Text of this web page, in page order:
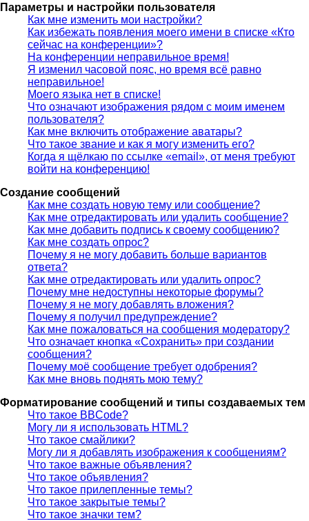
Параметры и настройки пользователя
Как мне изменить мои настройки?
Как избежать появления моего имени в списке «Кто
сейчас на конференции»?
На конференции неправильное время!
Я изменил часовой пояс, но время всё равно
неправильное!
Моего языка нет в списке!
Что означают изображения рядом с моим именем
пользователя?
Как мне включить отображение аватары?
Что такое звание и как я могу изменить его?
Когда я щёлкаю по ссылке «email», от меня требуют
войти на конференцию!
Создание сообщений
Как мне создать новую тему или сообщение?
Как мне отредактировать или удалить сообщение?
Как мне добавить подпись к своему сообщению?
Как мне создать опрос?
Почему я не могу добавить больше вариантов
ответа?
Как мне отредактировать или удалить опрос?
Почему мне недоступны некоторые форумы?
Почему я не могу добавлять вложения?
Почему я получил предупреждение?
Как мне пожаловаться на сообщения модератору?
Что означает кнопка «Сохранить» при создании
сообщения?
Почему моё сообщение требует одобрения?
Как мне вновь поднять мою тему?
Форматирование сообщений и типы создаваемых тем
Что такое BBCode?
Могу ли я использовать HTML?
Что такое смайлики?
Могу ли я добавлять изображения к сообщениям?
Что такое важные объявления?
Что такое объявления?
Что такое прилепленные темы?
Что такое закрытые темы?
Что такое значки тем?